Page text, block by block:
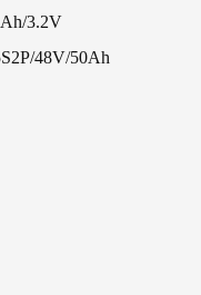
3.2V
48V/50Ah